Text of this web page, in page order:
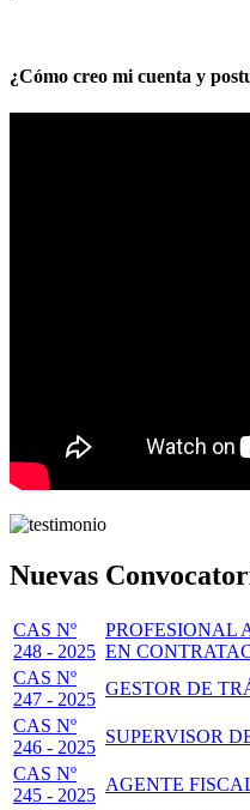
¿Cómo creo mi cuenta y
Nuevas
CAS Nº
248 - 2025
PROFESIONAL
EN
CAS Nº
247 - 2025
GESTOR DE
CAS Nº
246 - 2025
SUPERVISOR
CAS Nº
245 - 2025
AGENTE